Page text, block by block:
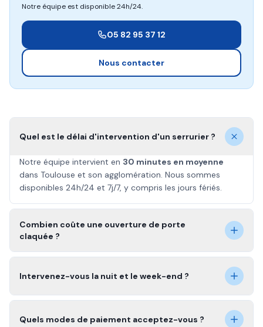
Notre équipe est disponible 24h/24.
05 82 95 37 12
Nous contacter
Quel est le délai d'intervention d'un serrurier ?
Notre équipe intervient en 30 minutes en moyenne
dans Toulouse et son agglomération. Nous sommes
disponibles 24h/24 et 7j/7, y compris les jours fériés.
Combien coûte une ouverture de porte
claquée ?
Intervenez-vous la nuit et le week-end ?
Quels modes de paiement acceptez-vous ?